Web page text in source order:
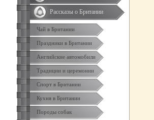
Рассказы о Британии
Чай в Британии
Праздники в Британии
Английские автомобили
Традиции и церемонии
Спорт в Британии
Кухня в Британии
Породы собак